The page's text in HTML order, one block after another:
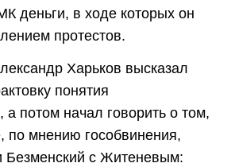
деньги, в ходе которых он
протестов.
Харьков высказал
понятия
а потом начал говорить о том,
по мнению гособвинения,
Безменский с Житеневым: